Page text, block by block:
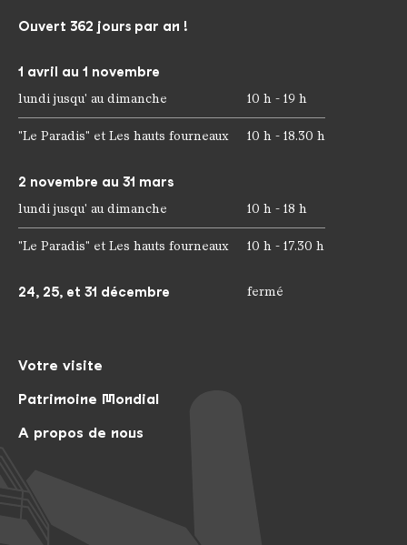
Votre visite
Patrimoine Mondial
A propos de nous
Ouvert 362 jours par an !
1 avril au 1 novembre
lundi jusqu' au dimanche 10 h - 19 h
"Le Paradis" et Les hauts fourneaux 10 h - 18.30 h
2 novembre au 31 mars
lundi jusqu' au dimanche 10 h - 18 h
"Le Paradis" et Les hauts fourneaux 10 h - 17.30 h
24, 25, et 31 décembre fermé